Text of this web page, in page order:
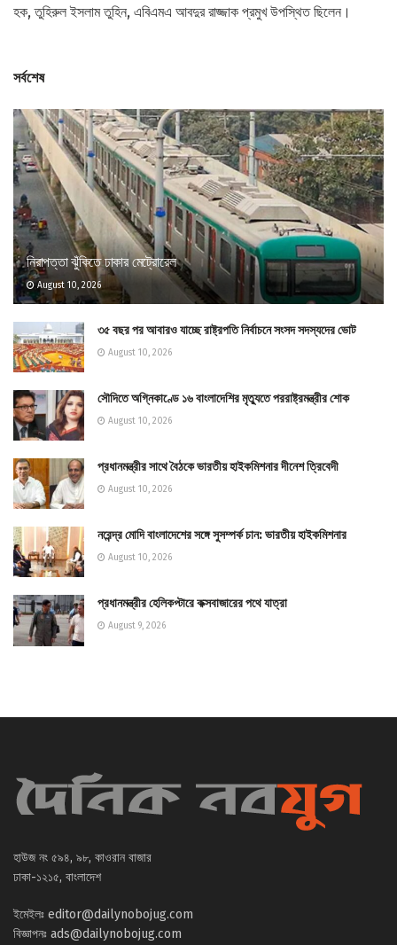
হক, তুহিরুল ইসলাম তুহিন, এবিএমএ আবদুর রাজ্জাক প্রমুখ উপস্থিত ছিলেন।
সর্বশেষ
নিরাপত্তা ঝুঁকিতে ঢাকার মেট্রোরেল
August 10, 2026
৩৫ বছর পর আবারও যাচ্ছে রাষ্ট্রপতি নির্বাচনে সংসদ সদস্যদের ভোট
August 10, 2026
সৌদিতে অগ্নিকাণ্ডে ১৬ বাংলাদেশির মৃত্যুতে পররাষ্ট্রমন্ত্রীর শোক
August 10, 2026
প্রধানমন্ত্রীর সাথে বৈঠকে ভারতীয় হাইকমিশনার দীনেশ ত্রিবেদী
August 10, 2026
নরেন্দ্র মোদি বাংলাদেশের সঙ্গে সুসম্পর্ক চান: ভারতীয় হাইকমিশনার
August 10, 2026
প্রধানমন্ত্রীর হেলিকপ্টারে কক্সবাজারের পথে যাত্রা
August 9, 2026
হাউজ নং ৫৯৪, ৯৮, কাওরান বাজার
ঢাকা-১২১৫, বাংলাদেশ
ইমেইলঃ editor@dailynobojug.com
বিজ্ঞাপনঃ ads@dailynobojug.com